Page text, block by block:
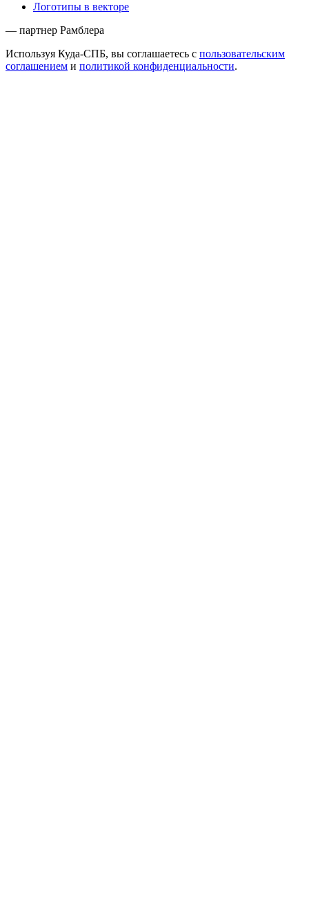
Логотипы в векторе
— партнер Рамблера
Используя Куда-СПБ, вы соглашаетесь с пользовательским
соглашением и политикой конфиденциальности.